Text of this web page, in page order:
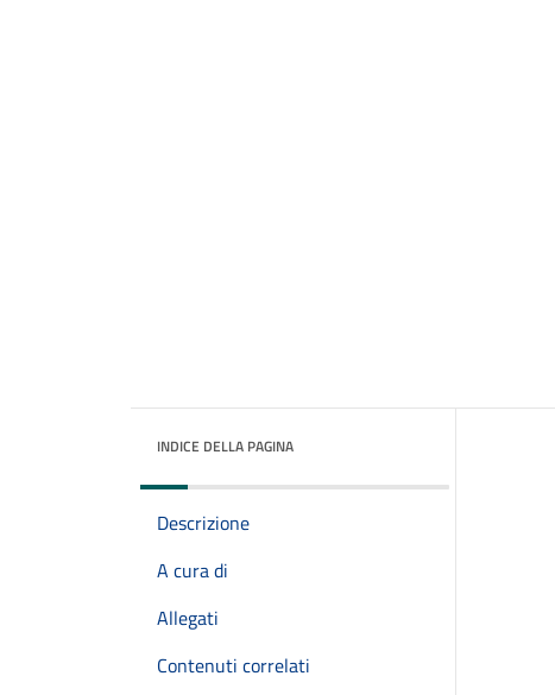
INDICE DELLA PAGINA
Descrizione
A cura di
Allegati
Contenuti correlati